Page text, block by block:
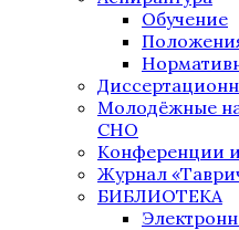
Обучение
Молодёжные
СНО
Конференции
Журнал
БИБЛИОТЕКА